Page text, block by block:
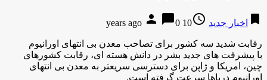
bookmark اخبار جدید access_time
10 years ago
person chat_bubble0
رقابت شدید سه کشور برای تصاحب معدن بی انتهای اورانیوم
با پیشرفت های جدید بشر در دانش هسته ای، رقابت کشورهای
چین، امریکا و ژاپن برای دسترسی سریعتر به معدن بی انتهای
اورانیوم دریاها سرعت گرفته است.